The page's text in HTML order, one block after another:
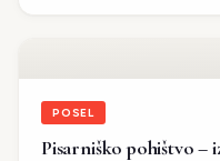
POSEL
Pisarniško pohištvo –